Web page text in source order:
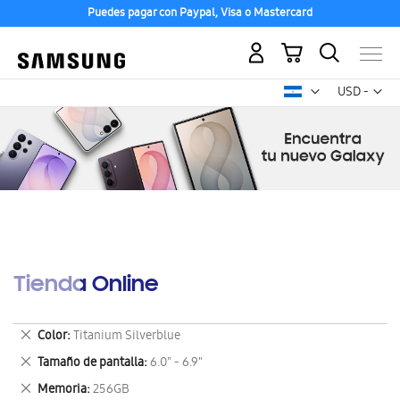
Puedes pagar con Paypal, Visa o Mastercard
USD -
dólar
Mi carrito
Tienda Online
Color Titanium Silverblue
Eliminar
este
artículo
Tamaño de pantalla 6.0" - 6.9"
Eliminar
este
Memoria 256GB
Eliminar